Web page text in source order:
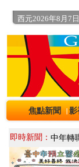
西元2026年8月7
焦點新聞 ｜
即時新聞：